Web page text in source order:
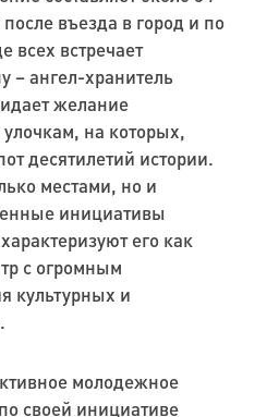
въезда в город и по
всех встречает
– ангел-хранитель
желание
улочкам, на которых,
десятилетий истории.
местами, но и
инициативы
его как
с огромным
культурных и
молодежное
своей инициативе